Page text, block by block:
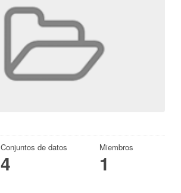
Conjuntos de datos
4
Miembros
1